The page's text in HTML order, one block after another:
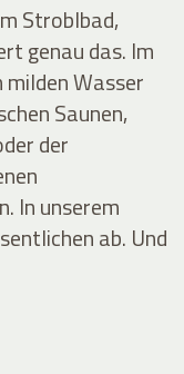
Stroblbad,
genau das. Im
Wasser
Saunen,
der
In unserem
ab. Und